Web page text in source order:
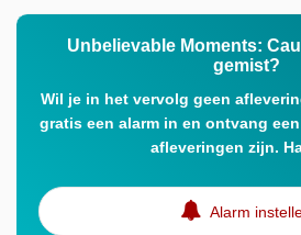
Unbelievable Moments:
gemist?
Wil je in het vervolg geen
gratis een alarm in en ontvang
afleveringen zijn.
Alarm